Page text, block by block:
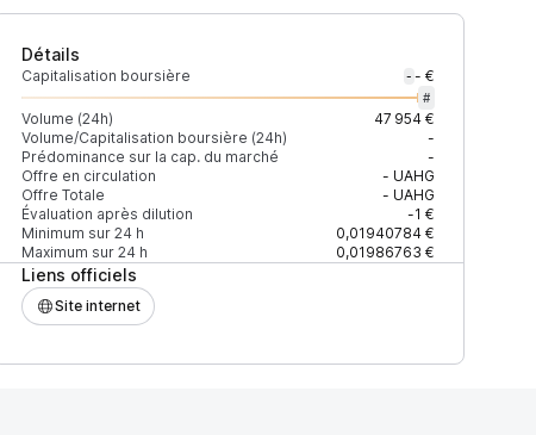
Détails
Capitalisation boursière - - €
#
Volume (24h)
47 954 €
Volume/Capitalisation boursière (24h)
-
Prédominance sur la cap. du marché
-
Offre en circulation
- UAHG
Offre Totale
- UAHG
Évaluation après dilution
-1 €
Minimum sur 24 h
0,01940784 €
Maximum sur 24 h
0,01986763 €
Liens officiels
Site internet
% du volume Confiance Mis à jour
99,79 %